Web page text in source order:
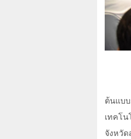
ต้นแบ
เทคโน
จังหวัด